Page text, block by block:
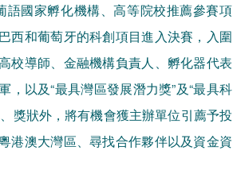
語國家孵化機構、高等院校推薦參賽項
西和葡萄牙的科創項目進入決賽，入圍
校導師、金融機構負責人、孵化器代表
以及“最具灣區發展潛力獎”及“最具科
獎狀外，將有機會獲主辦單位引薦予投
港澳大灣區、尋找合作夥伴以及資金資